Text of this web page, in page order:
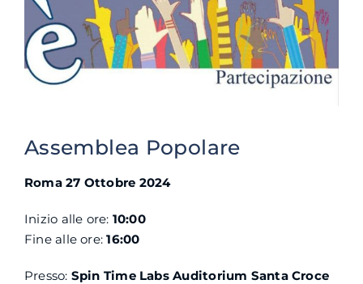
BENI COMUNI
CONTATTI
Assemblea Popolare
Roma 27 Ottobre 2024
Inizio alle ore: 10:00
Fine alle ore:16:00
Presso: Spin Time Labs Auditorium Santa Croce